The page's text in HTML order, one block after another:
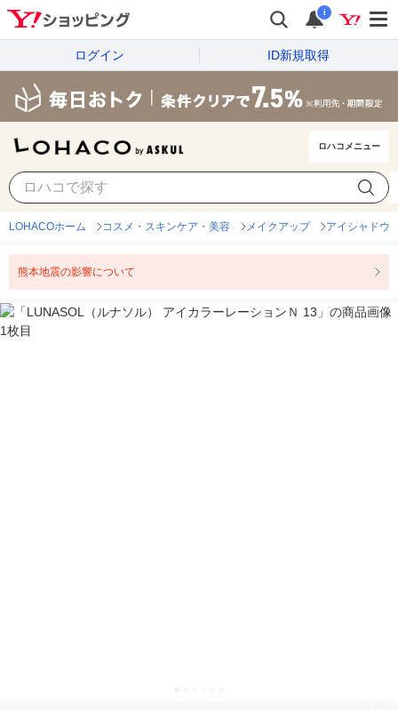
i
ログイン ID新規取得
ロハコメニュー
LOHACOホーム コスメ・スキンケア・美容 メイクアップ アイシャドウ
熊本地震の影響について